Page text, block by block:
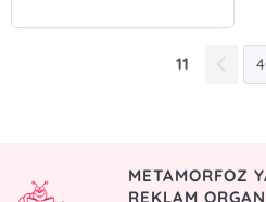
11
METAMORFOZ
REKLAM